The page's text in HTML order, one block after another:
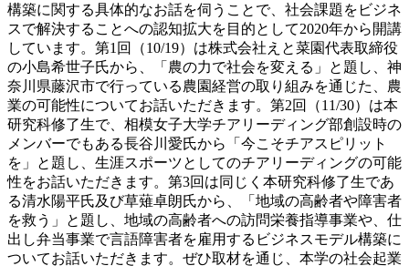
構築に関する具体的なお話を伺うことで、社会課題をビジネ
スで解決することへの認知拡大を目的として2020年から開講
しています。第1回（10/19）は株式会社えと菜園代表取締役
の小島希世子氏から、「農の力で社会を変える」と題し、神
奈川県藤沢市で行っている農園経営の取り組みを通じた、農
業の可能性についてお話いただきます。第2回（11/30）は本
研究科修了生で、相模女子大学チアリーディング部創設時の
メンバーでもある長谷川愛氏から「今こそチアスピリット
を」と題し、生涯スポーツとしてのチアリーディングの可能
性をお話いただきます。第3回は同じく本研究科修了生であ
る清水陽平氏及び草薙卓朗氏から、「地域の高齢者や障害者
を救う」と題し、地域の高齢者への訪問栄養指導事業や、仕
出し弁当事業で言語障害者を雇用するビジネスモデル構築に
ついてお話いただきます。ぜひ取材を通じ、本学の社会起業